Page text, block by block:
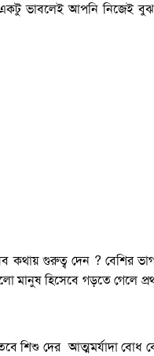
ভাবলেই আপনি নিজেই
গুরুত্ব দেন ? বেশির
মানুষ হিসেবে গড়তে গেলে
শিশু দের আত্মমর্যাদা বোধ